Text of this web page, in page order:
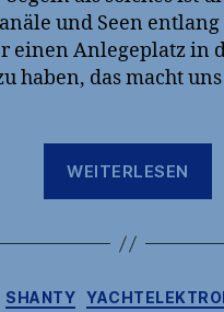
und Seen
einen Anlegeplatz in
haben, das macht
WEITERLESEN
Kategorien
SHANTY